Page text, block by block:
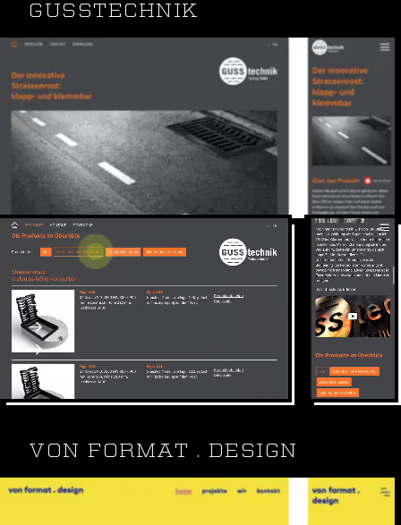
GUSSTECHNIK
Die Gusstechnik Tschupp GmbH
Hat den Strassenrost neu erfunden.
Craft CMS
DevOps & Deployment
Webdesign, SEO, SEA
Webseite: gusstechnik.ch
VON FORMAT . DESIGN